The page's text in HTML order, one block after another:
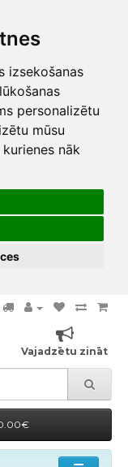
izsekošanas
personalizētu
mūsu
nāk
Vajadzētu zināt